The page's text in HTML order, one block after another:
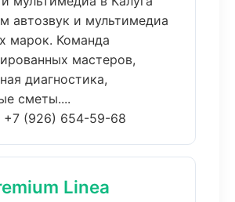
автозвук и мультимедиа
марок. Команда
мастеров,
диагностика,
сметы....
+7 (926) 654-59-68
Linea